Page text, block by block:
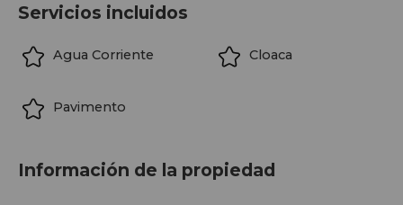
Servicios incluidos
Agua Corriente Cloaca
Pavimento
Información de la propiedad